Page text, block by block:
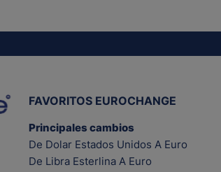
FAVORITOS EUROCHANGE
Principales cambios
De Dolar Estados Unidos A Euro
De Libra Esterlina A Euro